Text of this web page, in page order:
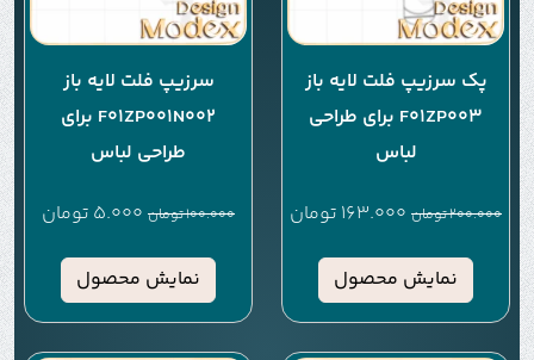
پک سرزیپ فلت لایه باز
F01ZP003 برای طراحی
لباس
200.000تومان 163.000 تومان
نمایش محصول
سرزیپ فلت لایه باز
F01ZP001N002 برای
طراحی لباس
100.000تومان 5.000 تومان
نمایش محصول